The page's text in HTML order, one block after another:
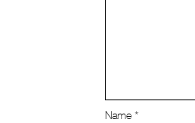
Name*